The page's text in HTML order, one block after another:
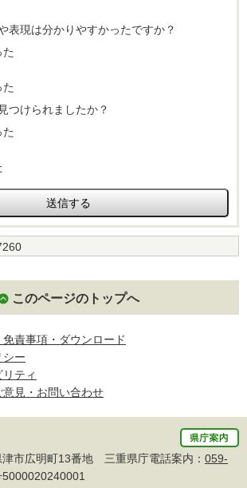
表現は分かりやすかったですか？
つけられましたか？
このページのトップへ
責事項・ダウンロード
シー
ティ
見・お問い合わせ
市広明町13番地 三重県庁電話案内： 059-